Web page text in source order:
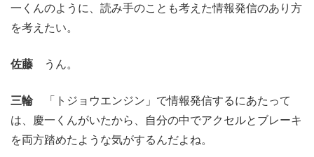
一くんのように、読み手のことも考えた情報発信のあり方
を考えたい。
佐藤 うん。
三輪「トジョウエンジン」で情報発信するにあたって
は、慶一くんがいたから、自分の中でアクセルとブレーキ
を両方踏めたような気がするんだよね。